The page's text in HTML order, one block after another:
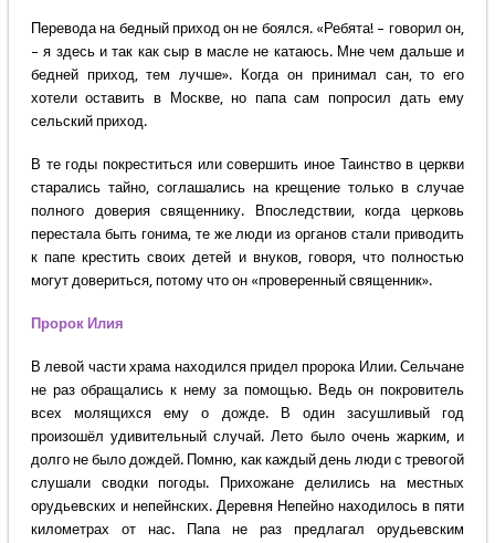
Перевода на бедный приход он не боялся. «Ребята! – говорил он,
– я здесь и так как сыр в масле не катаюсь. Мне чем дальше и
бедней приход, тем лучше». Когда он принимал сан, то его
хотели оставить в Москве, но папа сам попросил дать ему
сельский приход.
В те годы покреститься или совершить иное Таинство в церкви
старались тайно, соглашались на крещение только в случае
полного доверия священнику. Впоследствии, когда церковь
перестала быть гонима, те же люди из органов стали приводить
к папе крестить своих детей и внуков, говоря, что полностью
могут довериться, потому что он «проверенный священник».
Пророк Илия
В левой части храма находился придел пророка Илии. Сельчане
не раз обращались к нему за помощью. Ведь он покровитель
всех молящихся ему о дожде. В один засушливый год
произошёл удивительный случай. Лето было очень жарким, и
долго не было дождей. Помню, как каждый день люди с тревогой
слушали сводки погоды. Прихожане делились на местных
орудьевских и непейнских. Деревня Непейно находилось в пяти
километрах от нас. Папа не раз предлагал орудьевским